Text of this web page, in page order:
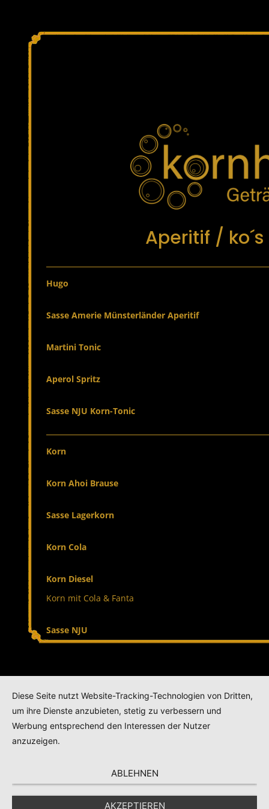
Aperitif /
Hugo
Sasse Amerie Münsterländer Aperitif
Martini Tonic
Aperol Spritz
Sasse NJU Korn-Tonic
Korn
Korn Ahoi Brause
Sasse Lagerkorn
Korn Cola
Korn Diesel
Korn mit Cola & Fanta
Sasse NJU
Werner-Mit
Bocholter-Kräuter
Grüner Waldmeister
Diese Seite nutzt Website-Tracking-Technologien von Dritten,
um ihre Dienste anzubieten, stetig zu verbessern und
Werbung entsprechend den Interessen der Nutzer
anzuzeigen.
ABLEHNEN
AKZEPTIEREN